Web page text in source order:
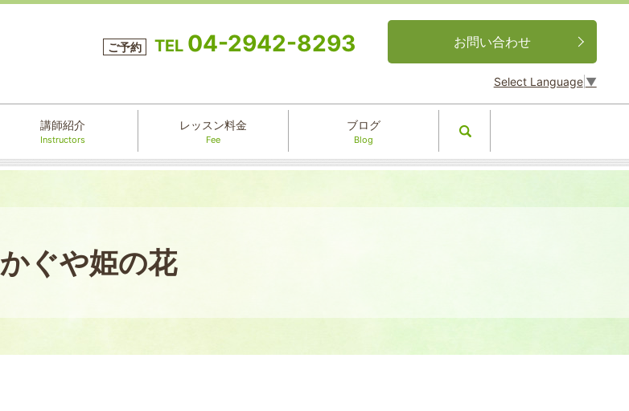
ご予約 TEL 04-2942-8293
Select Language ▼
講師紹介
Instructors
レッスン料金
Fee
ブログ
Blog
お問い合わせ
かぐや姫の花